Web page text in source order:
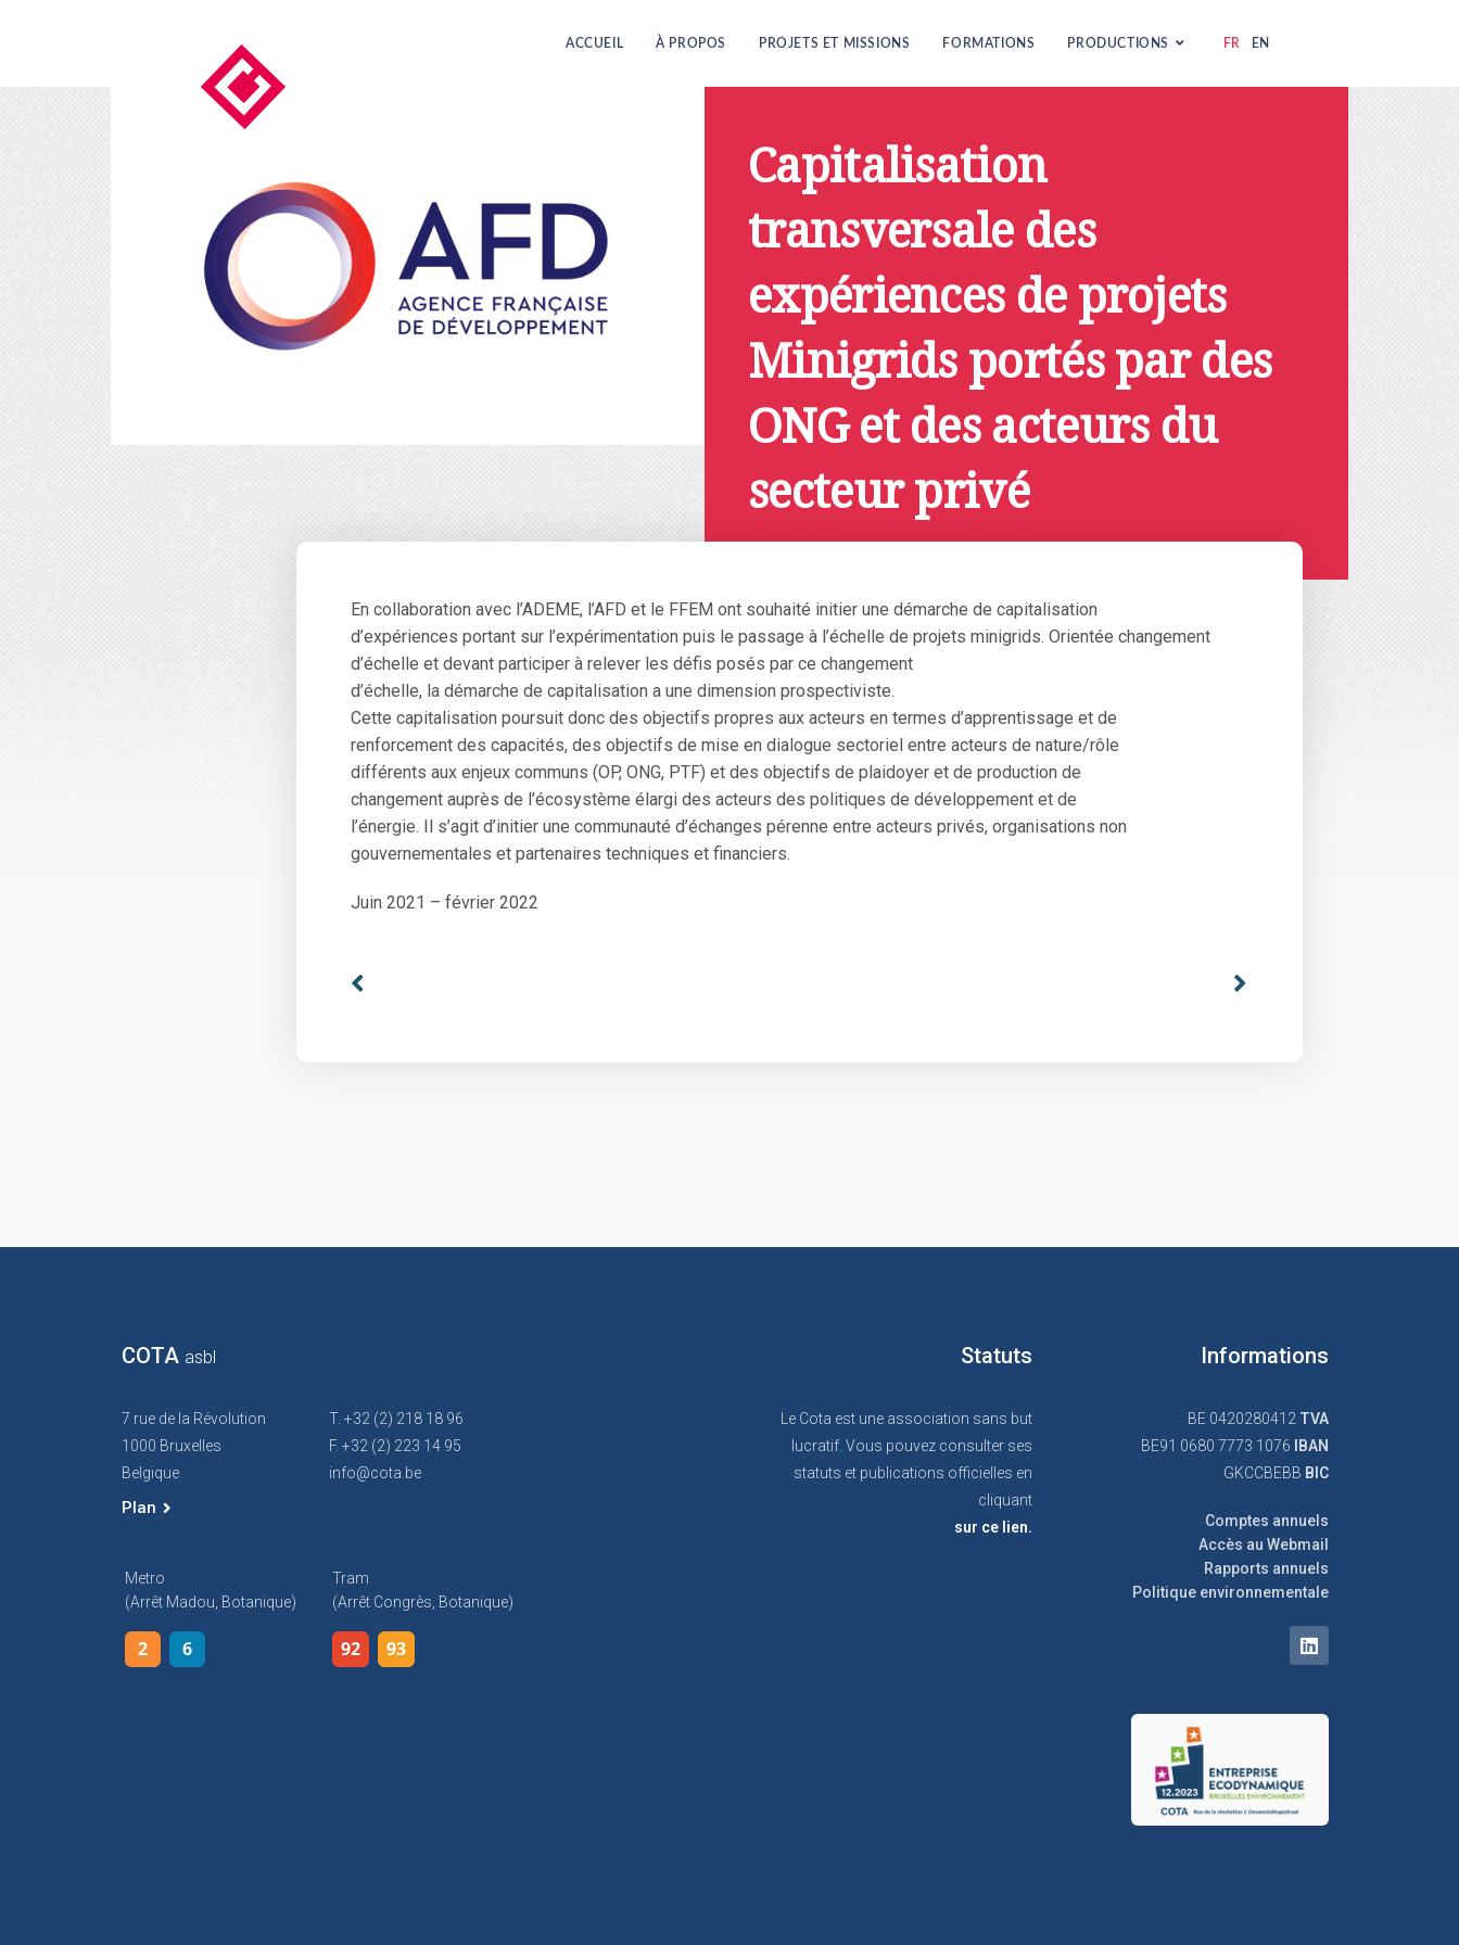
ACCUEIL À PROPOS PROJETS ET MISSIONS FORMATIONS PRODUCTIONS FR EN
Capitalisation
transversale des
expériences de projets
Minigrids portés par des
ONG et des acteurs du
secteur privé
En collaboration avec l’ADEME, l’AFD et le FFEM ont souhaité initier une démarche de capitalisation
d’expériences portant sur l’expérimentation puis le passage à l’échelle de projets minigrids. Orientée changement
d’échelle et devant participer à relever les défis posés par ce changement
d’échelle, la démarche de capitalisation a une dimension prospectiviste.
Cette capitalisation poursuit donc des objectifs propres aux acteurs en termes d’apprentissage et de
renforcement des capacités, des objectifs de mise en dialogue sectoriel entre acteurs de nature/rôle
différents aux enjeux communs (OP, ONG, PTF) et des objectifs de plaidoyer et de production de
changement auprès de l’écosystème élargi des acteurs des politiques de développement et de
l’énergie. Il s’agit d’initier une communauté d’échanges pérenne entre acteurs privés, organisations non
gouvernementales et partenaires techniques et financiers.
Juin 2021 – février 2022
COTA asbl
7 rue de la Révolution
1000 Bruxelles
Belgique
Plan
T. +32 (2) 218 18 96
F. +32 (2) 223 14 95
info@cota.be
Metro
(arrêt Madou, Botanique)
2 6
Tram
(arrêt Congrès, Botanique)
92 93
Statuts
Le Cota est une association sans but
lucratif. Vous pouvez consulter ses
statuts et publications officielles en
cliquant
sur ce lien.
Informations
BE 0420280412 TVA
BE91 0680 7773 1076
IBAN
GKCCBEBB BIC
Comptes annuels
Accès au Webmail
Rapports annuels
Politique environnementale